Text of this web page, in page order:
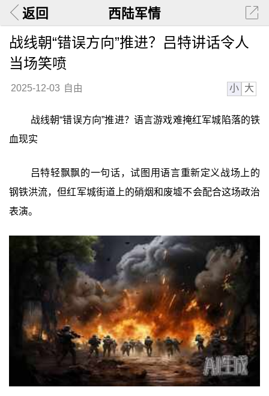
返回 西陆军情
战线朝“错误方向”推进？吕特讲话令人
当场笑喷
2025-12-03 自由 小 大
战线朝“错误方向”推进？语言游戏难掩红军城陷落的铁
血现实
吕特轻飘飘的一句话，试图用语言重新定义战场上的
钢铁洪流，但红军城街道上的硝烟和废墟不会配合这场政治
表演。